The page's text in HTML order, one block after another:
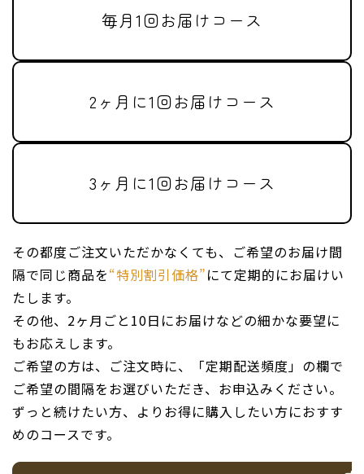
毎月1回お届けコース
2ヶ月に1回お届けコース
3ヶ月に1回お届けコース
その都度ご注文いただかなくても、ご希望のお届け間
隔で同じ商品を“特別割引価格”にて定期的にお届けい
たします。
その他、2ヶ月ごと10日にお届けなどの細かな要望に
もお応えします。
ご希望の方は、ご注文時に、「定期配送頻度」の欄で
ご希望の間隔をお選びいただき、お申込みください。
ずっと続けたい方、よりお得に購入したい方におすす
めのコースです。